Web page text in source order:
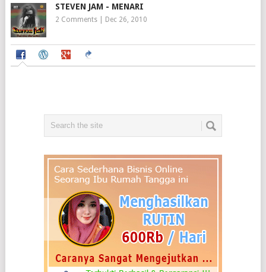
STEVEN JAM - MENARI
2 Comments| Dec 26, 2010